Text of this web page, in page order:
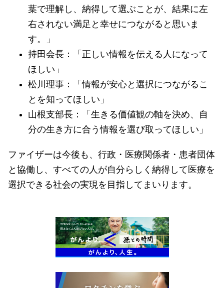
葉で理解し、納得して選ぶことが、結果に左
右されない満足と幸せにつながると思いま
す。」
持田会長：「正しい情報を伝える人になって
ほしい」
松川理事：「情報が安心と選択につながるこ
とを知ってほしい」
山根支部長：「生きる価値観の軸を決め、自
分の生き方に合う情報を選び取ってほしい」
ファイザーは今後も、行政・医療関係者・患者団体
と協働し、すべての人が自分らしく納得して医療を
選択できる社会の実現を目指してまいります。